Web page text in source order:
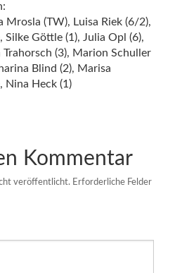
Mrosla (TW), Luisa Riek (6/2),
Göttle (1), Julia Opl (6),
(3), Marion Schuller
Blind (2), Marisa
Nina Heck (1)
Kommentar
veröffentlicht. Erforderliche Felder